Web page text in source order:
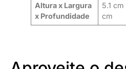
Altura x Largura
x Profundidade
5.1
cm